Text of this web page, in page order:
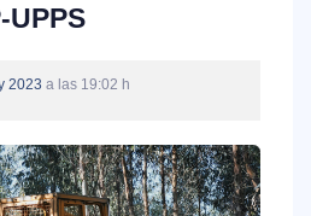
UPPS
2023 a las 19:02 h